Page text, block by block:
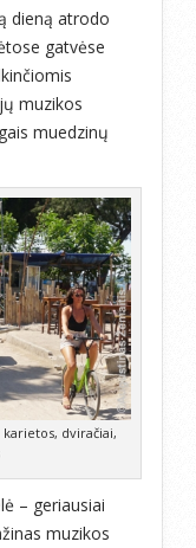
dieną atrodo
gatvėse
muzikos
muedzinų
dviračiai,
– geriausiai
muzikos